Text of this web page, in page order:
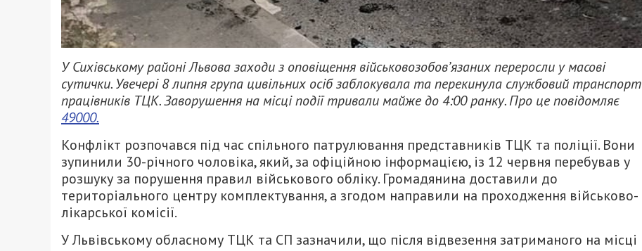
У Сихівському районі Львова заходи з оповіщення військовозобов’язаних переросли у масові
сутички. Увечері 8 липня група цивільних осіб заблокувала та перекинула службовий транспорт
працівників ТЦК. Заворушення на місці події тривали майже до 4:00 ранку. Про це повідомляє
49000.
Конфлікт розпочався під час спільного патрулювання представників ТЦК та поліції. Вони
зупинили 30-річного чоловіка, який, за офіційною інформацією, із 12 червня перебував у
розшуку за порушення правил військового обліку. Громадянина доставили до
територіального центру комплектування, а згодом направили на проходження військово-
лікарської комісії.
У Львівському обласному ТЦК та СП зазначили, що після відвезення затриманого на місці